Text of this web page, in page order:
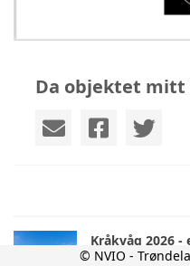
Da objektet mitt
Kråkvåg 2026
mandag 20. juli kl.
© NVIO -